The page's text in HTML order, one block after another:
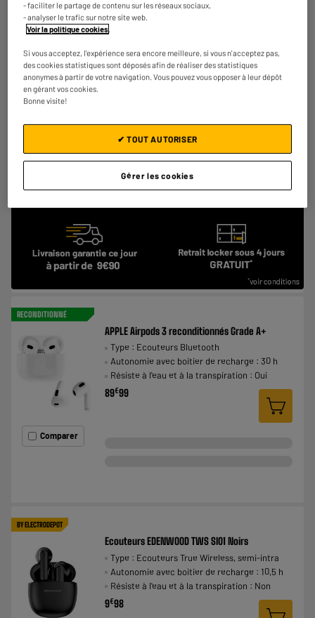
★★★★★
★★★★★
4/5(27)
Comparer
Autonomie avec boitier de recharge : 40 h
Résiste à l'eau et à la transpiration : Oui
RECONDITIONNÉ
Comparer
APPLE Airpods 3 reconditionnés Grade A+
Type : Ecouteurs Bluetooth
Autonomie avec boitier de recharge : 30 h
Résiste à l'eau et à la transpiration : Oui
89€99
BY ELECTRODEPOT
Ecouteurs EDENWOOD TWS SI01 Noirs
Type : Ecouteurs True Wireless, semi-intra
Autonomie avec boitier de recharge : 10,5 h
Résiste à l'eau et à la transpiration : Non
9€98
- faciliter le partage de contenu sur les réseaux sociaux,
- analyser le trafic sur notre site web.
Voir la politique cookies.
Si vous acceptez, l'expérience sera encore meilleure, si vous n'acceptez pas,
des cookies statistiques sont déposés afin de réaliser des statistiques
anonymes à partir de votre navigation. Vous pouvez vous opposer à leur dépôt
en gérant vos cookies.
Bonne visite!
Gérer les cookies
✔ TOUT AUTORISER